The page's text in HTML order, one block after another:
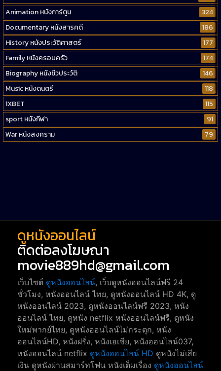
Animation หนังการ์ตูน
324
Documentary หนังสารคดี
186
History หนังประวัติศาสตร์
177
Family หนังครอบครัว
174
Biography หนังชีวประวัติ
146
Music หนังดนตรี
118
1XBET
115
sport หนังกีฬา
91
War หนังสงคราม
79
ดูหนังออนไลน์
ติดต่อลงโฆษณา
movie889hd@gmail.com
เว็บไซต์ ดูหนังออนไลน์, เว็บดูหนังออนไลน์ฟรี 24
ชั่วโมง, หนังออนไลน์ ไทย, ดูหนังออนไลน์ HD 4K, ดู
หนังออนไลน์ 2023, ดูหนังออนไลน์ฟรี 2023, หนัง
ออนไลน์ ไทย, ดูหนัง netflix หนังออนไลน์ฟรี, ดูหนัง
ใหม่พากย์ไทย, ดูหนังออนไลน์ไม่กระตุก, หนัง
ออนไลน์HD, หนังฝรั่ง, หนังเอเชีย, หนังออนไลน์037,
หนังออนไลน์ netflix ดูหนังออนไลน์ HD ดูหนังไม่เสีย
เงิน ดูหนังผ่านสมาร์ทโฟน หนังเต็มเรื่อง ดูหนังออนไลน์